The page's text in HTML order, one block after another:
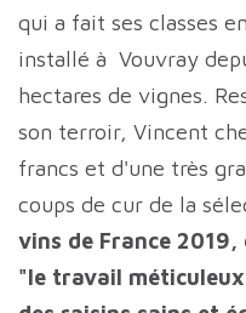
qui a fait ses classes
installé à Vouvray
hectares de vignes.
son terroir, Vincent
francs et d'une très
coups de cur de la
vins de France
"le travail